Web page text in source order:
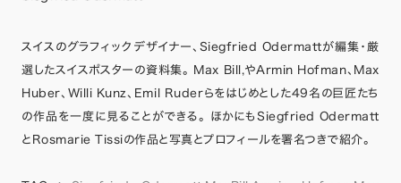
スイスのグラフィックデザイナー、Siegfried Odermattが編集・厳
選したスイスポスターの資料集。 Max Bill,やArmin Hofman、Max
Huber、Willi Kunz、Emil Ruderらをはじめとした49名の巨匠たち
の作品を一度に見ることができる。 ほかにもSiegfried Odermatt
とRosmarie Tissiの作品と写真とプロフィールを署名つきで紹介。